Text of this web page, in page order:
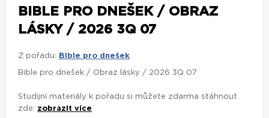
BIBLE PRO DNEŠEK / OBRAZ
LÁSKY / 2026 3Q 07
Z pořadu: Bible pro dnešek
Bible pro dnešek / Obraz lásky / 2026 3Q 07
Studijní materiály k pořadu si můžete zdarma stáhnout
zde: zobrazit více